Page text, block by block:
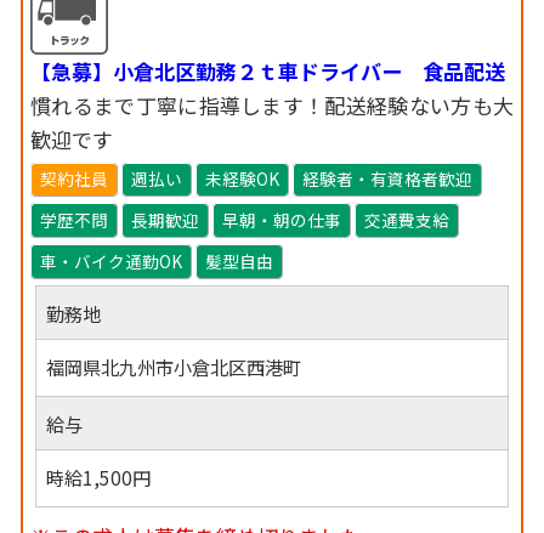
【急募】小倉北区勤務２ｔ車ドライバー 食品配送
慣れるまで丁寧に指導します！配送経験ない方も大
歓迎です
契約社員 週払い 未経験OK
経験者・有資格者歓迎
学歴不問
長期歓迎 早朝・朝の仕事
交通費支給
車・バイク通勤OK
髪型自由
勤務地
福岡県北九州市小倉北区西港町
給与
時給1,500円